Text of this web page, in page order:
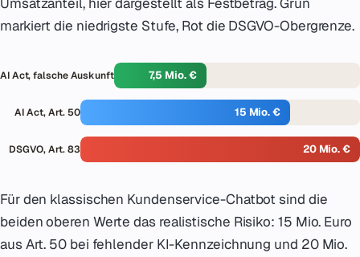
Umsatzanteil, hier dargestellt als Festbetrag. Grün
markiert die niedrigste Stufe, Rot die DSGVO-Obergrenze.
AI Act, falsche Auskunft 7,5 Mio. €
AI Act, Art. 50 15 Mio. €
DSGVO, Art. 83 20 Mio. €
Für den klassischen Kundenservice-Chatbot sind die
beiden oberen Werte das realistische Risiko: 15 Mio. Euro
aus Art. 50 bei fehlender KI-Kennzeichnung und 20 Mio.